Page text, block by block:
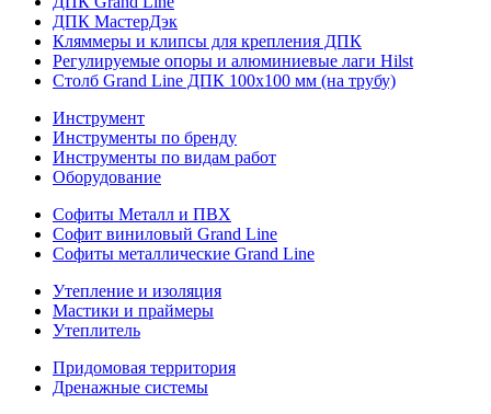
ДПК МастерДэк
Кляммеры и клипсы для крепления ДПК
Регулируемые опоры и алюминиевые лаги Hilst
Столб Grand Line ДПК 100х100 мм (на трубу)
Инструмент
Инструменты по бренду
Инструменты по видам работ
Оборудование
Софиты Металл и ПВХ
Софит виниловый Grand Line
Софиты металлические Grand Line
Утепление и изоляция
Мастики и праймеры
Утеплитель
Придомовая территория
Дренажные системы